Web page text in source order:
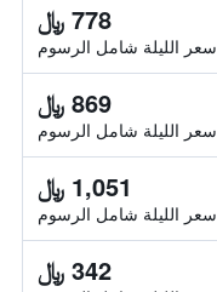
778 ﷼
سعر الليلة شامل الرسوم
869 ﷼
سعر الليلة شامل الرسوم
1,051 ﷼
سعر الليلة شامل الرسوم
342 ﷼